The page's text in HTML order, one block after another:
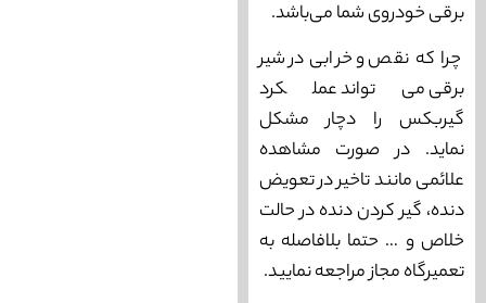
برقی خودروی شما می‌باشد.
چرا که نقص و خرابی در شیر
برقی می‌تواند عملکرد
گیربکس را دچار مشکل
نماید. در صورت مشاهده
علائمی مانند تاخیر در تعویض
دنده، گیر کردن دنده در حالت
خلاص و … حتما بلافاصله به
تعمیرگاه مجاز مراجعه نمایید.